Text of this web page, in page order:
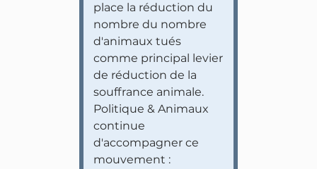
place la réduction du
nombre du nombre
d'animaux tués
comme principal levier
de réduction de la
souffrance animale.
Politique & Animaux
continue
d'accompagner ce
mouvement :